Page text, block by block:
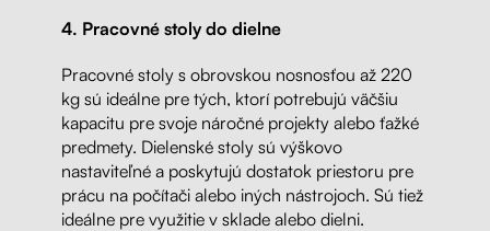
4. Pracovné stoly do dielne
Pracovné stoly s obrovskou nosnosťou až 220
kg sú ideálne pre tých, ktorí potrebujú väčšiu
kapacitu pre svoje náročné projekty alebo ťažké
predmety. Dielenské stoly sú výškovo
nastaviteľné a poskytujú dostatok priestoru pre
prácu na počítači alebo iných nástrojoch. Sú tiež
ideálne pre využitie v sklade alebo dielni.